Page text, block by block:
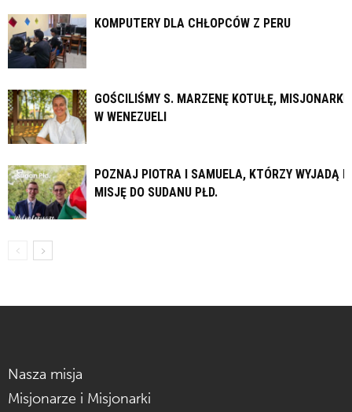
KOMPUTERY DLA CHŁOPCÓW Z PERU
GOŚCILIŚMY S. MARZENĘ KOTUŁĘ, MISJONARKĘ
W WENEZUELI
POZNAJ PIOTRA I SAMUELA, KTÓRZY WYJADĄ
MISJĘ DO SUDANU PŁD.
Nasza misja
Misjonarze i Misjonarki